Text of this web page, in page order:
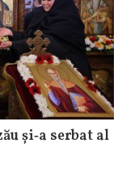
și‑a serbat al